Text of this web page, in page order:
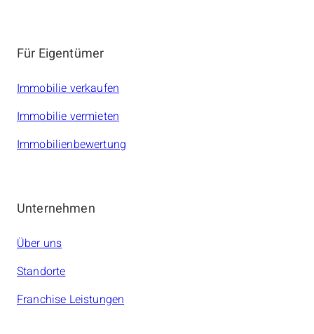
Für Eigentümer
Immobilie verkaufen
Immobilie vermieten
Immobilienbewertung
Unternehmen
Über uns
Standorte
Franchise Leistungen